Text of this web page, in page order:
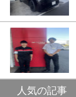
人気の記事